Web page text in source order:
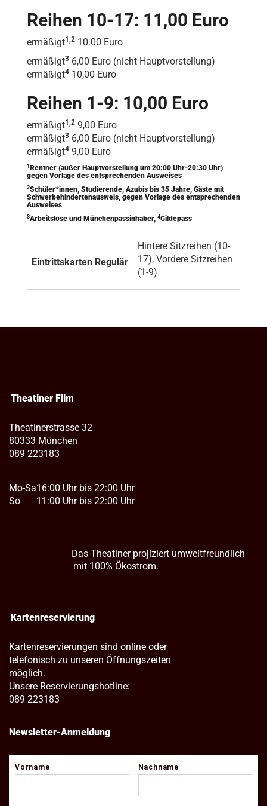
Reihen 10-17: 11,00 Euro
ermäßigt1,2 10.00 Euro
ermäßigt3 6,00 Euro (nicht Hauptvorstellung)
ermäßigt4 10,00 Euro
Reihen 1-9: 10,00 Euro
ermäßigt1,2 9,00 Euro
ermäßigt3 6,00 Euro (nicht Hauptvorstellung)
ermäßigt4 9,00 Euro
1 Rentner (außer Hauptvorstellung um 20:00 Uhr-20:30 Uhr)
gegen Vorlage des entsprechenden Ausweises
2Schüler*innen, Studierende, Azubis bis 35 Jahre, Gäste mit
Schwerbehindertenausweis, gegen Vorlage des entsprechenden
Ausweises
3Arbeitslose und Münchenpassinhaber, 4Gildepass
Eintrittskarten Regulär
Hintere Sitzreihen (10-
17), Vordere Sitzreihen
(1-9)
Theatiner Film
Theatinerstrasse 32
80333 München
089 223183
Mo-Sa
So
16:00 Uhr bis 22:00 Uhr
11:00 Uhr bis 22:00 Uhr
Das Theatiner projiziert umweltfreundlich
mit 100% Ökostrom.
Kartenreservierung
Kartenreservierungen sind online oder
telefonisch zu unseren Öffnungszeiten
möglich.
Unsere Reservierungshotline:
089 223183
Newsletter-Anmeldung